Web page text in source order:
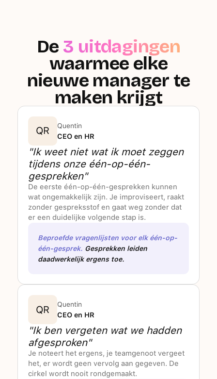
De 3 uitdagingen
waarmee elke
nieuwe manager te
maken krijgt
QR Quentin
CEO en HR
"Ik weet niet wat ik moet zeggen
tijdens onze één-op-één-
gesprekken"
De eerste één-op-één-gesprekken kunnen
wat ongemakkelijk zijn. Je improviseert, raakt
zonder gespreksstof en gaat weg zonder dat
er een duidelijke volgende stap is.
Beproefde vragenlijsten voor elk één-op-
één-gesprek. Gesprekken leiden
daadwerkelijk ergens toe.
QR Quentin
CEO en HR
"Ik ben vergeten wat we hadden
afgesproken"
Je noteert het ergens, je teamgenoot vergeet
het, er wordt geen vervolg aan gegeven. De
cirkel wordt nooit rondgemaakt.